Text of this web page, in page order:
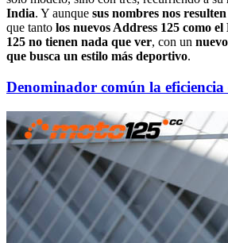
India. Y aunque sus nombres nos
que tanto los nuevos Address 125 como
125 no tienen nada que ver, con un
que busca un estilo más deportivo.
Denominador común la eficiencia